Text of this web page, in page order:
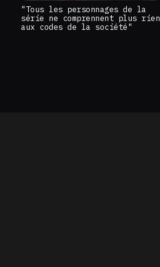
"Tous les personnages de la
série ne comprennent plus rien
aux codes de la société"